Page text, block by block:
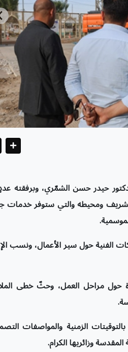
حيدر حسن الشمّري، وبرفقته
ومحيطه والتي ستوفر خدمات
.
الفنية حول سير الأعمال، ونسب
حول مراحل العمل، وحثّ خطى
.
الزمنية والمواصفات
وزائريها الكرام.